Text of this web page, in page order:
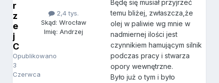
r
z
e
j
C
Opublikowano
3
Czerwca
2,4 tys.
Skąd: Wrocław
Imię: Andrzej
Będę się musiał przyjrzeć
temu bliżej, zwłaszcza,że
olej w paliwie wg mnie w
nadmiernej ilości jest
czynnikiem hamującym silnik
podczas pracy i stwarza
opory wewnętrzne.
Było już o tym i było